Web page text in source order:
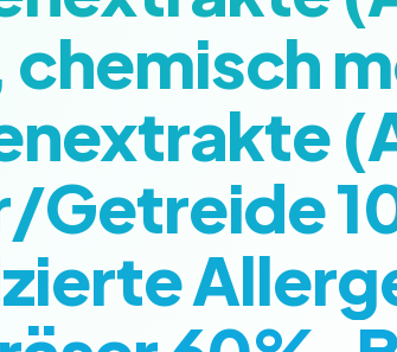
chemisch
Getreide